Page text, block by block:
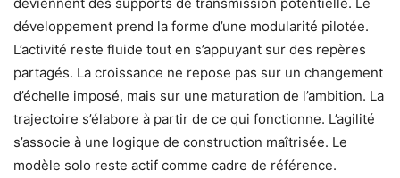
développement prend la forme d’une modularité pilotée.
L’activité reste fluide tout en s’appuyant sur des repères
partagés. La croissance ne repose pas sur un changement
d’échelle imposé, mais sur une maturation de l’ambition. La
trajectoire s’élabore à partir de ce qui fonctionne. L’agilité
s’associe à une logique de construction maîtrisée. Le
modèle solo reste actif comme cadre de référence.